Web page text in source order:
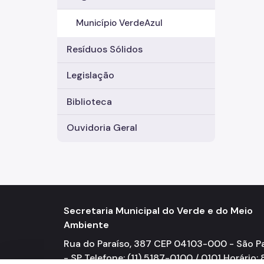
Município VerdeAzul
Resíduos Sólidos
Legislação
Biblioteca
Ouvidoria Geral
Secretaria Municipal do Verde e do Meio
Ambiente
Rua do Paraíso, 387 CEP 04103-000 - São
- SP Telefone: (11) 5187-0100 / 0101 Horário: